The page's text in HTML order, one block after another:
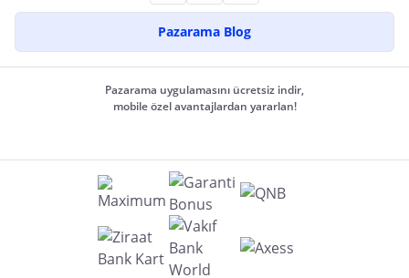
Pazarama Blog
Pazarama uygulamasını ücretsiz indir,
mobile özel avantajlardan yararlan!